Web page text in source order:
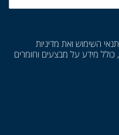
תנאי השימוש ואת מדיניות
כולל מידע על מבצעים וחומרים